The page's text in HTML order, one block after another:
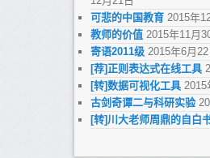
可悲的中国教育 2015年
教师的价值 2015年11月
寄语2011级 2015年6月22
[荐]正则表达式在线工具
[转]数据可视化工具 2015
古剑奇谭二与科研实验
[转]川大老师周鼎的自白